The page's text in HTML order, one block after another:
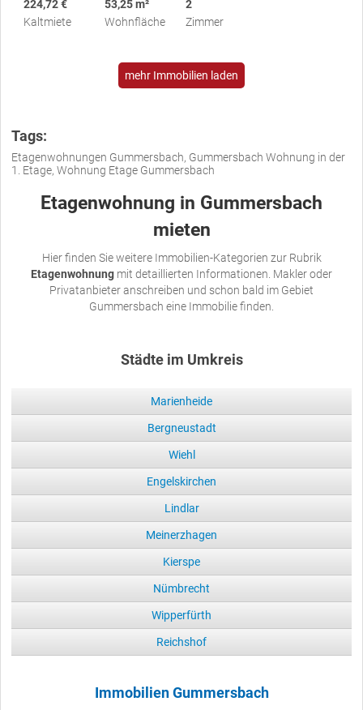
224,72 €
Kaltmiete
53,25 m²
Wohnfläche
2
Zimmer
mehr Immobilien laden
Tags:
Etagenwohnungen Gummersbach, Gummersbach Wohnung in der
1. Etage, Wohnung Etage Gummersbach
Etagenwohnung in Gummersbach
mieten
Hier finden Sie weitere Immobilien-Kategorien zur Rubrik
Etagenwohnung mit detaillierten Informationen. Makler oder
Privatanbieter anschreiben und schon bald im Gebiet
Gummersbach eine Immobilie finden.
Städte im Umkreis
Marienheide
Bergneustadt
Wiehl
Engelskirchen
Lindlar
Meinerzhagen
Kierspe
Nümbrecht
Wipperfürth
Reichshof
Immobilien Gummersbach